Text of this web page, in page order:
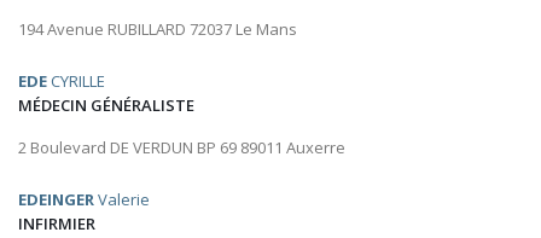
194 Avenue RUBILLARD 72037 Le Mans
EDE CYRILLE
MÉDECIN GÉNÉRALISTE
2 Boulevard DE VERDUN BP 69 89011 Auxerre
EDEINGERValerie
INFIRMIER